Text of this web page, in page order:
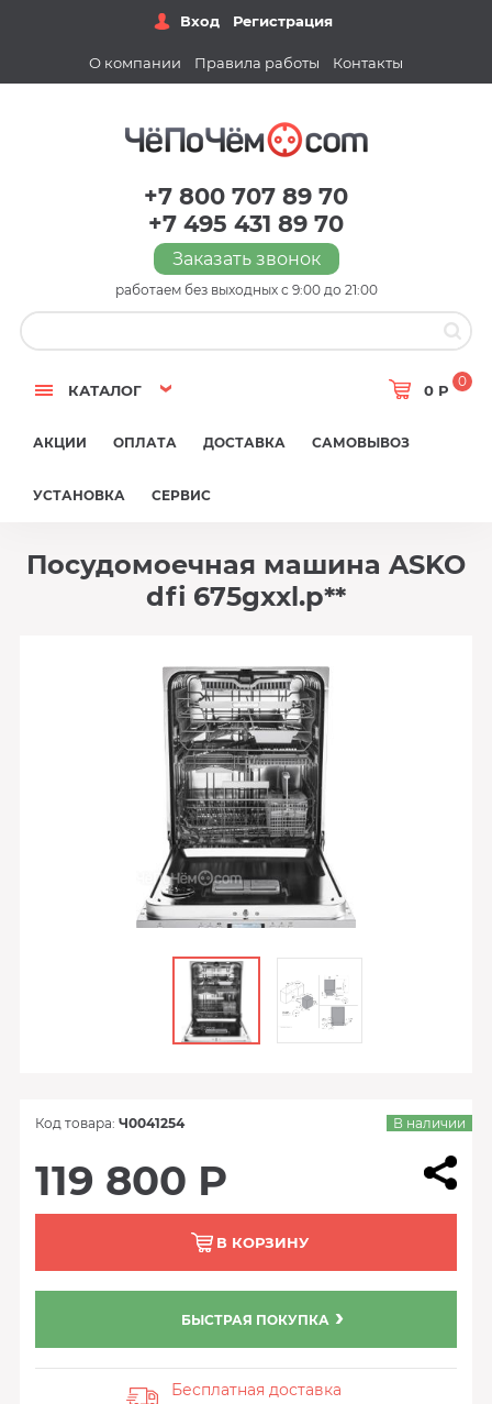
Вход Регистрация
О компании Правила работы Контакты
+7 800 707 89 70
+7 495 431 89 70
Заказать звонок
работаем без выходных с 9:00 до 21:00
КАТАЛОГ 0 Р
0
АКЦИИ ОПЛАТА ДОСТАВКА САМОВЫВОЗ
УСТАНОВКА СЕРВИС
Посудомоечная машина ASKO
dfi 675gxxl.p**
Код товара: Ч0041254 В наличии
119 800 Р
В КОРЗИНУ
БЫСТРАЯ ПОКУПКА
Бесплатная доставка